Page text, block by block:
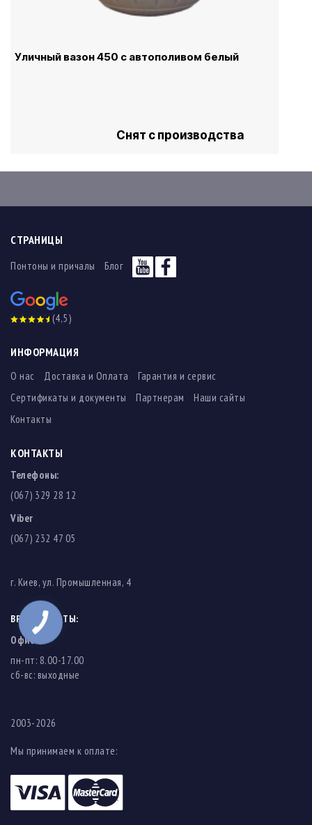
Уличный вазон 450 с автополивом белый
Снят с производства
СТРАНИЦЫ
Понтоны и причалы Блог
(4,5)
ИНФОРМАЦИЯ
О нас Доставка и Оплата
Гарантия и сервис
Сертификаты и документы
Партнерам
Наши сайты
Контакты
КОНТАКТЫ
Телефоны:
(067) 329 28 12
Viber
(067) 232 47 05
г. Киев, ул. Промышленная, 4
ВРЕМЯ РАБОТЫ:
Офис
пн-пт: 8.00-17.00
cб-вс: выходные
2003-2026
Мы принимаем к оплате: